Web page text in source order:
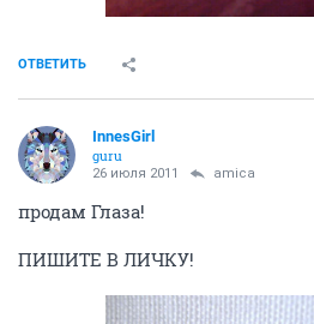
ОТВЕТИТЬ
InnesGirl
guru
26 июля 2011 amica
продам Глаза!
ПИШИТЕ В ЛИЧКУ!